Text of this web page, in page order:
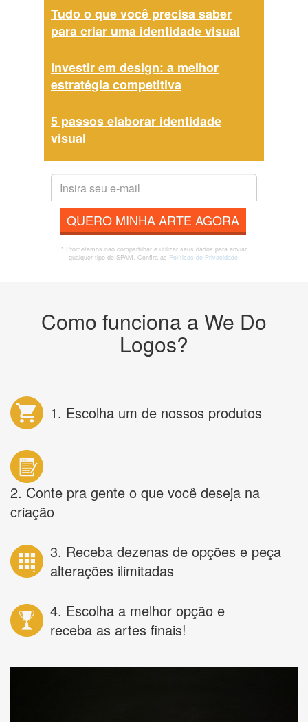
Tudo o que você precisa saber
para criar uma identidade visual
Investir em design: a melhor
estratégia competitiva
5 passos elaborar identidade
visual
QUERO MINHA ARTE AGORA
* Prometemos não compartilhar e utilizar seus dados para enviar
qualquer tipo de SPAM. Confira as Políticas de Privacidade.
Como funciona a We Do
Logos?
1. Escolha um de nossos produtos
2. Conte pra gente o que você deseja na
criação
3. Receba dezenas de opções e peça
alterações ilimitadas
4. Escolha a melhor opção e
receba as artes finais!